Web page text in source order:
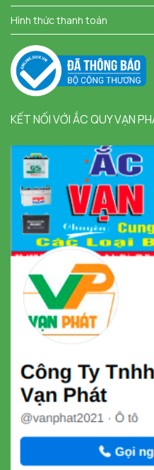
Hình thức thanh toán
KẾT NỐI VỚI ẮC QUY VẠN